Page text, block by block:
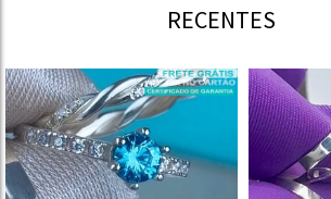
RECENTES